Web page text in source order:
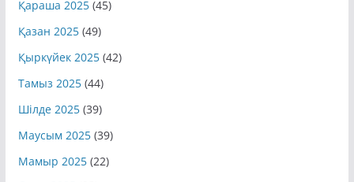
Қараша 2025(45)
Қазан 2025(49)
Қыркүйек 2025(42)
Тамыз 2025(44)
Шілде 2025(39)
Маусым 2025(39)
Мамыр 2025(22)